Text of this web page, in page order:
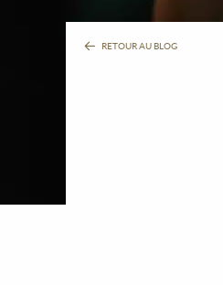
RETOUR AU BLOG